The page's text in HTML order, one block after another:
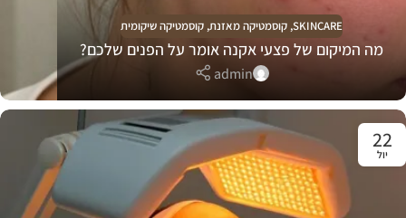
SKINCARE
, קוסמטיקה מאזנת, קוסמטיקה שיקומית
מה המיקום של פצעי אקנה אומר על הפנים שלכם?
admin
22
יול